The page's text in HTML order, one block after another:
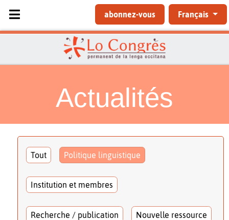
Sélectionnez votre langue
abonnez-vous Français
Actualités
Tout Politique linguistique
Institution et membres
Recherche / publication Nouvelle ressource